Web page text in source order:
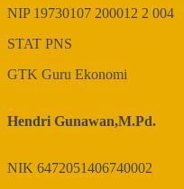
NIP 19730107 200012 2 004
STAT PNS
GTK Guru Ekonomi
Hendri Gunawan,M.Pd.
NIK 6472051406740002